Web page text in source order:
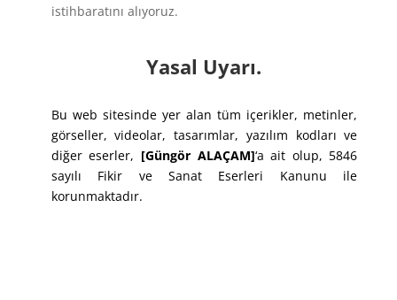
istihbaratını alıyoruz.
Yasal Uyarı.
Bu web sitesinde yer alan tüm içerikler, metinler,
görseller, videolar, tasarımlar, yazılım kodları ve
diğer eserler, [Güngör ALAÇAM]‘a ait olup, 5846
sayılı Fikir ve Sanat Eserleri Kanunu ile
korunmaktadır.